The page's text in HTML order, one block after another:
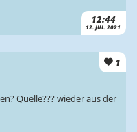
12:44
12. JUL. 2021
1
Quelle??? wieder aus der